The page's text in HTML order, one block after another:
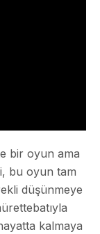
bir oyun ama
bu oyun tam
düşünmeye
kalmaya